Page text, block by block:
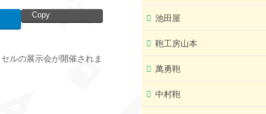
Copy
ルの展示会が開催されま
池田屋
鞄工房山本
萬勇鞄
中村鞄